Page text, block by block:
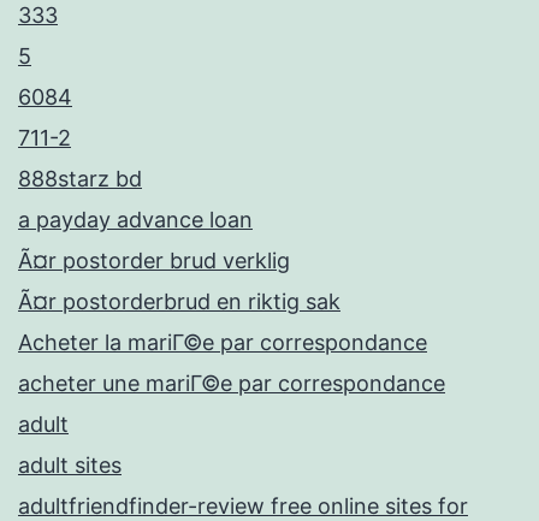
333
5
6084
711-2
888starz bd
a payday advance loan
Ã¤r postorder brud verklig
Ã¤r postorderbrud en riktig sak
Acheter la mariГ©e par correspondance
acheter une mariГ©e par correspondance
adult
adult sites
adultfriendfinder-review free online sites for